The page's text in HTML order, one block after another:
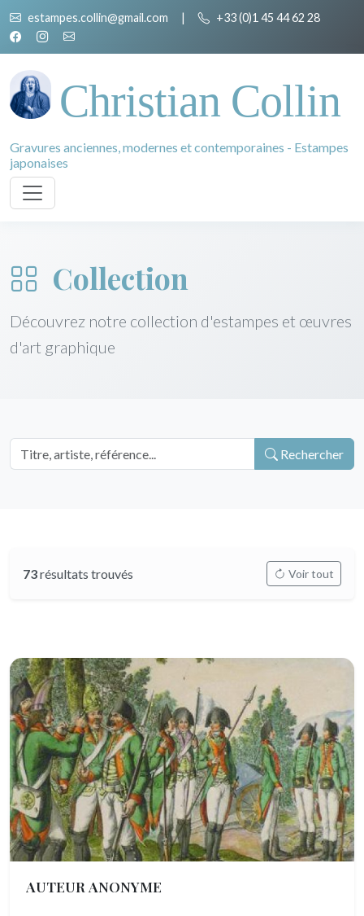
estampes.collin@gmail.com | +33 (0)1 45 44 62 28
Christian Collin
Gravures anciennes, modernes et contemporaines - Estampes
japonaises
Collection
Découvrez notre collection d'estampes et œuvres
d'art graphique
Rechercher
73résultats trouvés Voir tout
AUTEUR ANONYME